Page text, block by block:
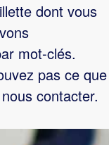
dont vous
mot-clés.
pas ce que
contacter.